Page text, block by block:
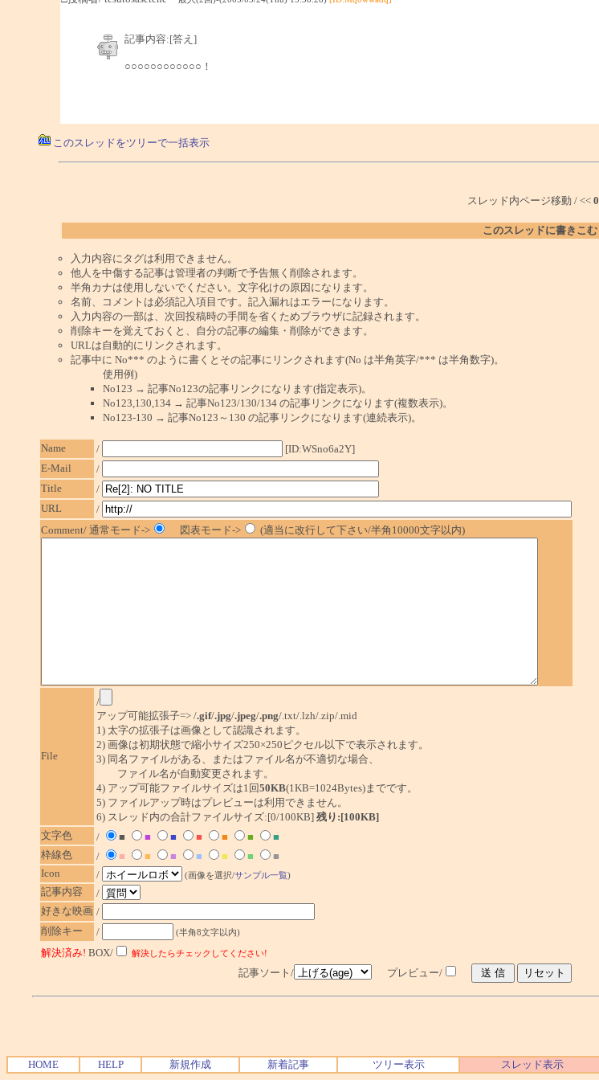
記事内容:[答え]
○○○○○○○○○○○○！
このスレッドをツリーで一括表示
スレッド内ページ移動 / << 0
このスレッドに書きこむ
入力内容にタグは利用できません。
他人を中傷する記事は管理者の判断で予告無く削除されます。
半角カナは使用しないでください。文字化けの原因になります。
名前、コメントは必須記入項目です。記入漏れはエラーになります。
入力内容の一部は、次回投稿時の手間を省くためブラウザに記録されます。
削除キーを覚えておくと、自分の記事の編集・削除ができます。
URLは自動的にリンクされます。
記事中に No*** のように書くとその記事にリンクされます(No は半角英字/*** は半角数字)。
使用例)
No123 → 記事No123の記事リンクになります(指定表示)。
No123,130,134 → 記事No123/130/134 の記事リンクになります(複数表示)。
No123-130 → 記事No123～130 の記事リンクになります(連続表示)。
Name /
[ID:WSno6a2Y]
E-Mail
/
Title
/
URL
/
Comment/ 通常モード->
図表モード-> (適当に改行して下さい/半角10000文字以内)
File
/
アップ可能拡張子=> /.gif/.jpg/.jpeg/.png/.txt/.lzh/.zip/.mid
1) 太字の拡張子は画像として認識されます。
2) 画像は初期状態で縮小サイズ250×250ピクセル以下で表示されます。
3) 同名ファイルがある、またはファイル名が不適切な場合、
ファイル名が自動変更されます。
4) アップ可能ファイルサイズは1回50KB(1KB=1024Bytes)までです。
5) ファイルアップ時はプレビューは利用できません。
6) スレッド内の合計ファイルサイズ:[0/100KB] 残り:[100KB]
文字色
/ ■ ■ ■ ■ ■ ■
■
枠線色
/ ■ ■ ■ ■ ■ ■
■
Icon
/ (画像を選択/サンプル一覧)
記事内容
/
好きな映画 /
削除キー
/ (半角8文字以内)
解決済み! BOX/ 解決したらチェックしてください!
記事ソート/ プレビュー/
HOME HELP 新規作成 新着記事 ツリー表示 スレッド表示